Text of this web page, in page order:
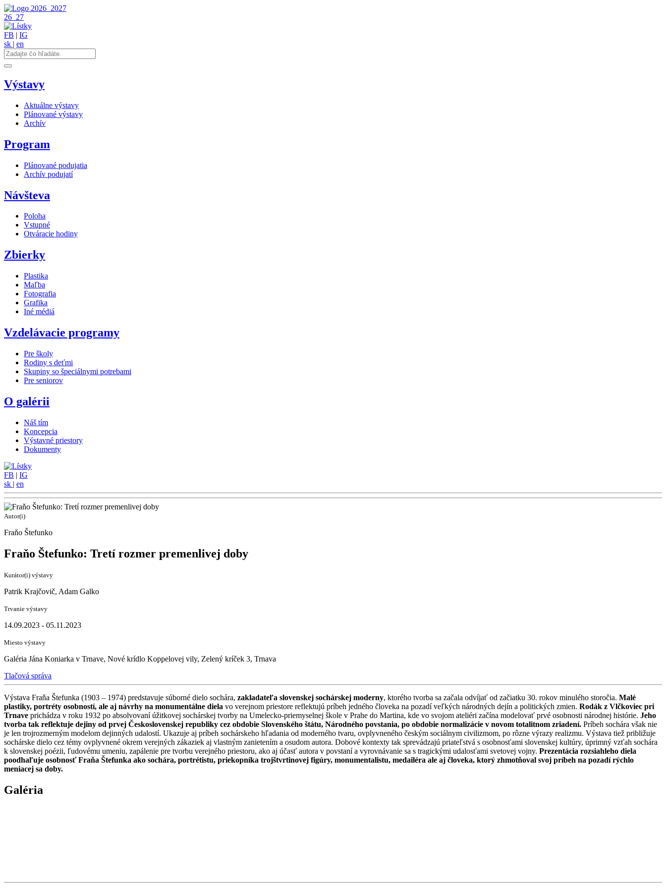
2026 2027
26 27
FB | IG
sk | en
Výstavy
Aktuálne výstavy
Plánované výstavy
Archív
Program
Plánované podujatia
Archív podujatí
Návšteva
Poloha
Vstupné
Otváracie hodiny
Zbierky
Plastika
Maľba
Fotografia
Grafika
Iné médiá
Vzdelávacie programy
Pre školy
Rodiny s deťmi
Skupiny so špeciálnymi potrebami
Pre seniorov
O galérii
Náš tím
Koncepcia
Výstavné priestory
Dokumenty
FB | IG
sk | en
Autor(i)
Fraňo Štefunko
Fraňo Štefunko: Tretí rozmer premenlivej doby
Kurátor(i) výstavy
Patrik Krajčovič, Adam Galko
Trvanie výstavy
14.09.2023 - 05.11.2023
Miesto výstavy
Galéria Jána Koniarka v Trnave, Nové krídlo Koppelovej vily, Zelený kríček 3, Trnava
Tlačová správa
Výstava Fraňa Štefunka (1903 – 1974) predstavuje súborné dielo sochára, zakladateľa slovenskej sochárskej moderny, ktorého tvorba sa začala odvíjať od začiatku 30. rokov minulého storočia. Malé
plastiky, portréty osobností, ale aj návrhy na monumentálne diela vo verejnom priestore reflektujú príbeh jedného človeka na pozadí veľkých národných dejín a politických zmien. Rodák z Vlčkoviec pri
Trnave prichádza v roku 1932 po absolvovaní úžitkovej sochárskej tvorby na Umelecko-priemyselnej škole v Prahe do Martina, kde vo svojom ateliéri začína modelovať prvé osobnosti národnej histórie. Jeho
tvorba tak reflektuje dejiny od prvej Československej republiky cez obdobie Slovenského štátu, Národného povstania, po obdobie normalizácie v novom totalitnom zriadení. Príbeh sochára však nie
je len trojrozmerným modelom dejinných udalostí. Ukazuje aj príbeh sochárskeho hľadania od moderného tvaru, ovplyvneného českým sociálnym civilizmom, po rôzne výrazy realizmu. Výstava tiež približuje
sochárske dielo cez témy ovplyvnené okrem verejných zákaziek aj vlastným zanietením a osudom autora. Dobové kontexty tak sprevádzajú priateľstvá s osobnosťami slovenskej kultúry, úprimný vzťah sochára
k slovenskej poézii, ľudovému umeniu, zapálenie pre tvorbu verejného priestoru, ako aj účasť autora v povstaní a vyrovnávanie sa s tragickými udalosťami svetovej vojny. Prezentácia rozsiahleho diela
poodhaľuje osobnosť Fraňa Štefunka ako sochára, portrétistu, priekopníka trojštvrtinovej figúry, monumentalistu, medailéra ale aj človeka, ktorý zhmotňoval svoj príbeh na pozadí rýchlo
meniacej sa doby.
Galéria